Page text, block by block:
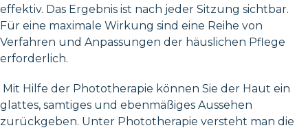
effektiv. Das Ergebnis ist nach jeder Sitzung sichtbar.
Für eine maximale Wirkung sind eine Reihe von
Verfahren und Anpassungen der häuslichen Pflege
erforderlich.
Mit Hilfe der Phototherapie können Sie der Haut ein
glattes, samtiges und ebenmäßiges Aussehen
zurückgeben. Unter Phototherapie versteht man die